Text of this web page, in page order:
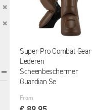
Super Pro Combat Gear
Lederen
Scheenbeschermer
Guardian Se
From
Remove
Remove